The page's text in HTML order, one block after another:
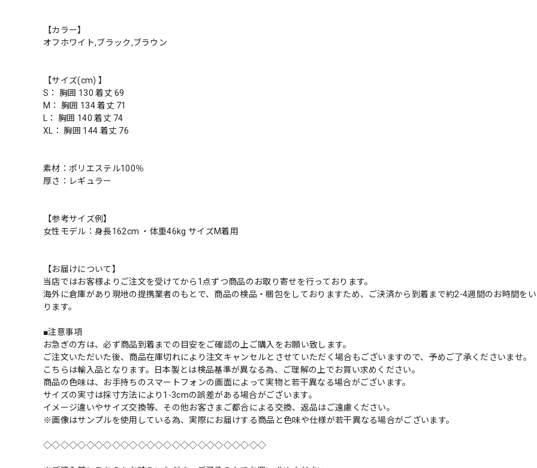
【カラー】
オフホワイト,ブラック,ブラウン
【サイズ(cm) 】
S： 胸囲 130 着丈 69
M： 胸囲 134 着丈 71
L： 胸囲 140 着丈 74
XL： 胸囲 144 着丈 76
素材：ポリエステル100％
厚さ：レギュラー
【参考サイズ例】
女性モデル：身長162cm ・体重46kg サイズM着用
【お届けについて】
当店ではお客様よりご注文を受けてから1点ずつ商品のお取り寄せを行っております。
海外に倉庫があり現地の提携業者のもとで、商品の検品・梱包をしておりますため、ご決済から到着まで約2-4週間のお時間を
ります。
■注意事項
お急ぎの方は、必ず商品到着までの目安をご確認の上ご購入をお願い致します。
ご注文いただいた後、商品在庫切れにより注文キャンセルとさせていただく場合もございますので、予めご了承くださいませ。
こちらは輸入品となります。日本製とは検品基準が異なる為、ご理解の上でお買い求めください。
商品の色味は、お手持ちのスマートフォンの画面によって実物と若干異なる場合がございます。
サイズの実寸は採寸方法により1-3cmの誤差がある場合がございます。
イメージ違いやサイズ交換等、その他お客さまご都合による交換、返品はご遠慮ください。
※画像はサンプルを使用している為、実際にお届けする商品と色味や仕様が若干異なる場合がございます。
◇◇◇◇◇◇◇◇◇◇◇◇◇◇◇◇◇◇◇◇◇◇◇◇◇◇